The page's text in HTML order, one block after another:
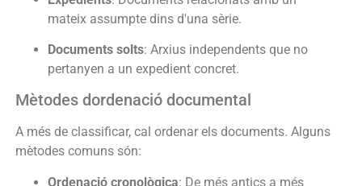
mateix assumpte dins d'una sèrie.
Documents solts: Arxius independents que no
pertanyen a un expedient concret.
Mètodes dordenació documental
A més de classificar, cal ordenar els documents. Alguns
mètodes comuns són:
Ordenació cronològica: De més antics a més